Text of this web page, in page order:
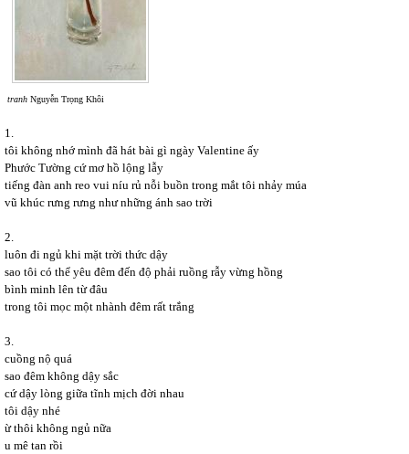
tranh Nguyễn Trọng Khôi
1.
tôi không nhớ mình đã hát bài gì ngày Valentine ấy
Phước Tường cứ mơ hồ lộng lẫy
tiếng đàn anh reo vui níu rủ nỗi buồn trong mắt tôi nhảy múa
vũ khúc rưng rưng như những ánh sao trời
2.
luôn đi ngủ khi mặt trời thức dậy
sao tôi có thể yêu đêm đến độ phải ruồng rẫy vừng hồng
bình minh lên từ đâu
trong tôi mọc một nhành đêm rất trắng
3.
cuồng nộ quá
sao đêm không dậy sắc
cứ dậy lòng giữa tĩnh mịch đời nhau
tôi dậy nhé
ừ thôi không ngủ nữa
u mê tan rồi